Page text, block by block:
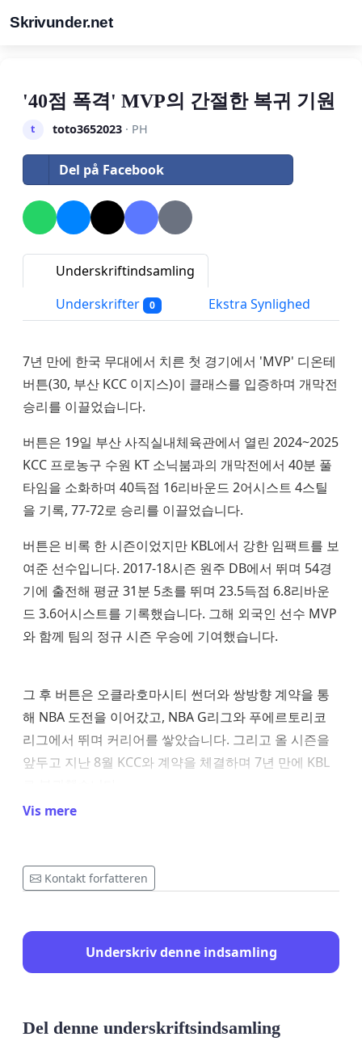
Skrivunder.net
'40점 폭격' MVP의 간절한 복귀 기원
t toto3652023· PH
Del på Facebook
Underskriftindsamling
Underskrifter
0 Ekstra Synlighed
7년 만에 한국 무대에서 치른 첫 경기에서 'MVP' 디온테
버튼(30, 부산 KCC 이지스)이 클래스를 입증하며 개막전
승리를 이끌었습니다.
버튼은 19일 부산 사직실내체육관에서 열린 2024~2025
KCC 프로농구 수원 KT 소닉붐과의 개막전에서 40분 풀
타임을 소화하며 40득점 16리바운드 2어시스트 4스틸
을 기록, 77-72로 승리를 이끌었습니다.
버튼은 비록 한 시즌이었지만 KBL에서 강한 임팩트를 보
여준 선수입니다. 2017-18시즌 원주 DB에서 뛰며 54경
기에 출전해 평균 31분 5초를 뛰며 23.5득점 6.8리바운
드 3.6어시스트를 기록했습니다. 그해 외국인 선수 MVP
와 함께 팀의 정규 시즌 우승에 기여했습니다.
그 후 버튼은 오클라호마시티 썬더와 쌍방향 계약을 통
해 NBA 도전을 이어갔고, NBA G리그와 푸에르토리코
리그에서 뛰며 커리어를 쌓았습니다. 그리고 올 시즌을
앞두고 지난 8월 KCC와 계약을 체결하며 7년 만에 KBL
버튼 감독은 시즌 개막 전부터 어려움을 겪었습니다.
부상을 당해 시즌 초반 경기에 출전하기 어려웠습니다.
게다가 그와 출전 시간을 공유해야 했던 타일러 데이비
온 윌리엄스 감독은 비자 문제로 개막전에 출전하지 못
했습니다. 이에 대해 전창진 KCC 감독은 "버튼 감독이
40분 내내 경기에 출전하겠다고 했지만 상황에 따라 교
심을 갖지 않고 팀 플레이에 집중하고 자신만의 플레이
Vis mere
Kontakt forfatteren
Underskriv denne indsamling
Del denne underskriftsindsamling